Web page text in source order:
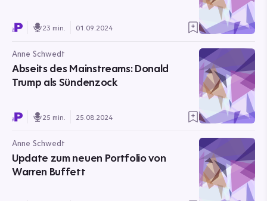
23 min. 01.09.2024
Anne Schwedt
Abseits des Mainstreams: Donald
Trump als Sündenzock
25 min. 25.08.2024
Anne Schwedt
Update zum neuen Portfolio von
Warren Buffett